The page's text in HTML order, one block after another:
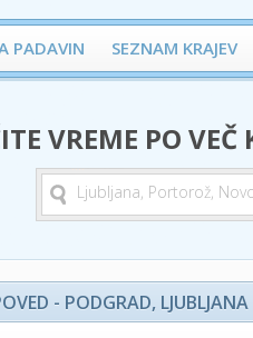
PADAVIN SEZNAM KRAJEV
VREME PO
- PODGRAD, LJUBLJANA